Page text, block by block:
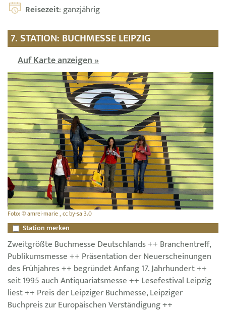
Reisezeit: ganzjährig
7. STATION: BUCHMESSE LEIPZIG
Auf Karte anzeigen »
Foto: © amrei-marie , cc by-sa 3.0
Station merken
Zweitgrößte Buchmesse Deutschlands ++ Branchentreff,
Publikumsmesse ++ Präsentation der Neuerscheinungen
des Frühjahres ++ begründet Anfang 17. Jahrhundert ++
seit 1995 auch Antiquariatsmesse ++ Lesefestival Leipzig
liest ++ Preis der Leipziger Buchmesse, Leipziger
Buchpreis zur Europäischen Verständigung ++